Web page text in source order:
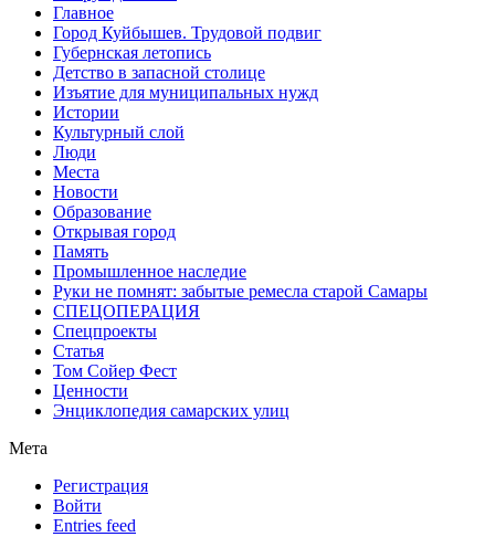
Главное
Город Куйбышев. Трудовой подвиг
Губернская летопись
Детство в запасной столице
Изъятие для муниципальных нужд
Истории
Культурный слой
Люди
Места
Новости
Образование
Открывая город
Память
Промышленное наследие
Руки не помнят: забытые ремесла старой Самары
СПЕЦОПЕРАЦИЯ
Спецпроекты
Статья
Том Сойер Фест
Ценности
Энциклопедия самарских улиц
Мета
Регистрация
Войти
Entries feed